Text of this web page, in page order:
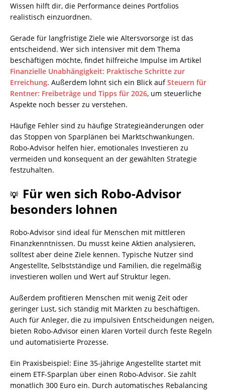
Wissen hilft dir, die Performance deines Portfolios
realistisch einzuordnen.
Gerade für langfristige Ziele wie Altersvorsorge ist das
entscheidend. Wer sich intensiver mit dem Thema
beschäftigen möchte, findet hilfreiche Impulse im Artikel
Finanzielle Unabhängigkeit: Praktische Schritte zur
Erreichung. Außerdem lohnt sich ein Blick aufSteuern für
Rentner: Freibeträge und Tipps für 2026, um steuerliche
Aspekte noch besser zu verstehen.
Häufige Fehler sind zu häufige Strategieänderungen oder
das Stoppen von Sparplänen bei Marktschwankungen.
Robo-Advisor helfen hier, emotionales Investieren zu
vermeiden und konsequent an der gewählten Strategie
festzuhalten.
💡 Für wen sich Robo-Advisor
besonders lohnen
Robo-Advisor sind ideal für Menschen mit mittleren
Finanzkenntnissen. Du musst keine Aktien analysieren,
solltest aber deine Ziele kennen. Typische Nutzer sind
Angestellte, Selbstständige und Familien, die regelmäßig
investieren wollen und Wert auf Struktur legen.
Außerdem profitieren Menschen mit wenig Zeit oder
geringer Lust, sich ständig mit Märkten zu beschäftigen.
Auch für Anleger, die zu impulsiven Entscheidungen neigen,
bieten Robo-Advisor einen klaren Vorteil durch feste Regeln
und automatisierte Prozesse.
Ein Praxisbeispiel: Eine 35-jährige Angestellte startet mit
einem ETF-Sparplan über einen Robo-Advisor. Sie zahlt
monatlich 300 Euro ein. Durch automatisches Rebalancing